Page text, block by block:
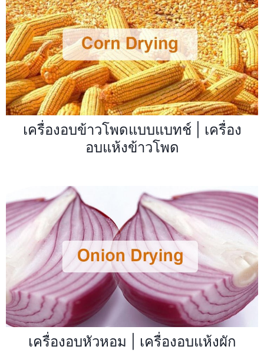
เครื่องอบข้าวโพดแบบแบทช์ | เครื่อง
อบแห้งข้าวโพด
เครื่องอบหัวหอม | เครื่องอบแห้งผัก